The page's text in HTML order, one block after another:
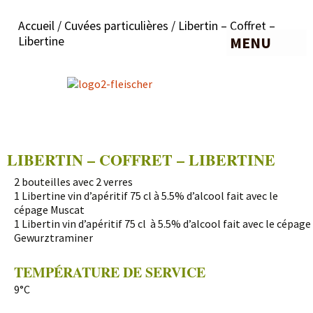
MENU
Accueil / Cuvées particulières / Libertin – Coffret –
Libertine
LIBERTIN – COFFRET – LIBERTINE
2 bouteilles avec 2 verres
1 Libertine vin d’apéritif 75 cl à 5.5% d’alcool fait avec le
cépage Muscat
1 Libertin vin d’apéritif 75 cl à 5.5% d’alcool fait avec le cépage
Gewurztraminer
TEMPÉRATURE DE SERVICE
9°C